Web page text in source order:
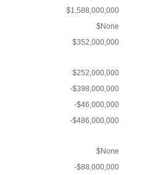
$1,588,000,000
$None
$352,000,000
$252,000,000
-$398,000,000
-$46,000,000
-$486,000,000
$None
-$88,000,000